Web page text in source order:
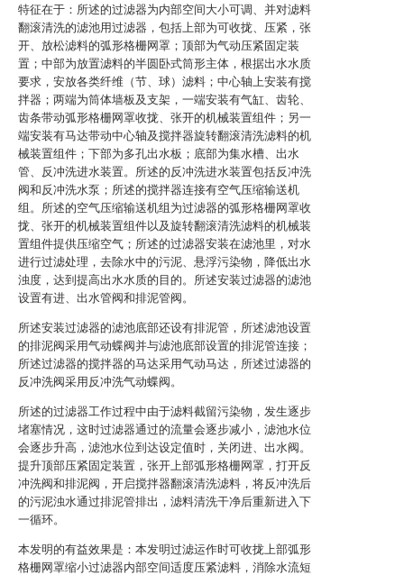
特征在于：所述的过滤器为内部空间大小可调、并对滤料
翻滚清洗的滤池用过滤器，包括上部为可收拢、压紧，张
开、放松滤料的弧形格栅网罩；顶部为气动压紧固定装
置；中部为放置滤料的半圆卧式筒形主体，根据出水水质
要求，安放各类纤维（节、球）滤料；中心轴上安装有搅
拌器；两端为筒体墙板及支架，一端安装有气缸、齿轮、
齿条带动弧形格栅网罩收拢、张开的机械装置组件；另一
端安装有马达带动中心轴及搅拌器旋转翻滚清洗滤料的机
械装置组件；下部为多孔出水板；底部为集水槽、出水
管、反冲洗进水装置。所述的反冲洗进水装置包括反冲洗
阀和反冲洗水泵；所述的搅拌器连接有空气压缩输送机
组。所述的空气压缩输送机组为过滤器的弧形格栅网罩收
拢、张开的机械装置组件以及旋转翻滚清洗滤料的机械装
置组件提供压缩空气；所述的过滤器安装在滤池里，对水
进行过滤处理，去除水中的污泥、悬浮污染物，降低出水
浊度，达到提高出水水质的目的。所述安装过滤器的滤池
设置有进、出水管阀和排泥管阀。
所述安装过滤器的滤池底部还设有排泥管，所述滤池设置
的排泥阀采用气动蝶阀并与滤池底部设置的排泥管连接；
所述过滤器的搅拌器的马达采用气动马达，所述过滤器的
反冲洗阀采用反冲洗气动蝶阀。
所述的过滤器工作过程中由于滤料截留污染物，发生逐步
堵塞情况，这时过滤器通过的流量会逐步减小，滤池水位
会逐步升高，滤池水位到达设定值时，关闭进、出水阀。
提升顶部压紧固定装置，张开上部弧形格栅网罩，打开反
冲洗阀和排泥阀，开启搅拌器翻滚清洗滤料，将反冲洗后
的污泥浊水通过排泥管排出，滤料清洗干净后重新进入下
一循环。
本发明的有益效果是：本发明过滤运作时可收拢上部弧形
格栅网罩缩小过滤器内部空间适度压紧滤料，消除水流短